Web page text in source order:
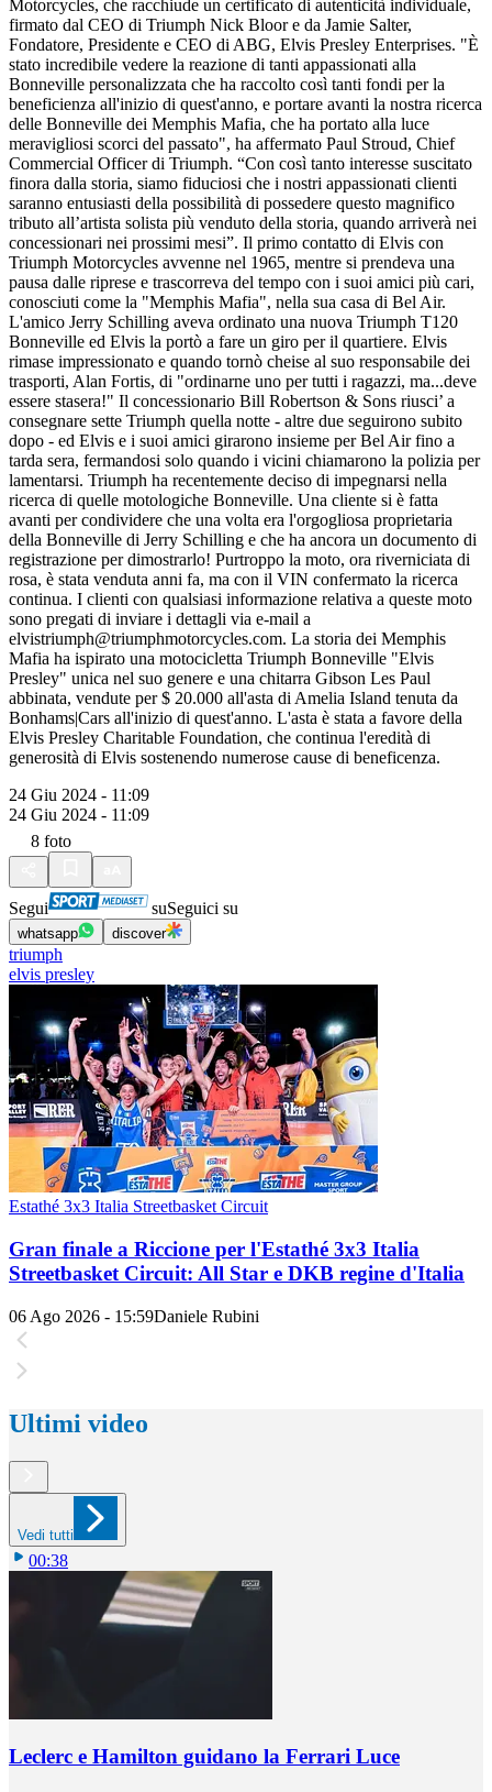
Motorcycles, che racchiude un certificato di autenticità individuale,
firmato dal CEO di Triumph Nick Bloor e da Jamie Salter,
Fondatore, Presidente e CEO di ABG, Elvis Presley Enterprises. "È
stato incredibile vedere la reazione di tanti appassionati alla
Bonneville personalizzata che ha raccolto così tanti fondi per la
beneficienza all'inizio di quest'anno, e portare avanti la nostra ricerca
delle Bonneville dei Memphis Mafia, che ha portato alla luce
meravigliosi scorci del passato", ha affermato Paul Stroud, Chief
Commercial Officer di Triumph. “Con così tanto interesse suscitato
finora dalla storia, siamo fiduciosi che i nostri appassionati clienti
saranno entusiasti della possibilità di possedere questo magnifico
tributo all’artista solista più venduto della storia, quando arriverà nei
concessionari nei prossimi mesi”. Il primo contatto di Elvis con
Triumph Motorcycles avvenne nel 1965, mentre si prendeva una
pausa dalle riprese e trascorreva del tempo con i suoi amici più cari,
conosciuti come la "Memphis Mafia", nella sua casa di Bel Air.
L'amico Jerry Schilling aveva ordinato una nuova Triumph T120
Bonneville ed Elvis la portò a fare un giro per il quartiere. Elvis
rimase impressionato e quando tornò cheise al suo responsabile dei
trasporti, Alan Fortis, di "ordinarne uno per tutti i ragazzi, ma...deve
essere stasera!" Il concessionario Bill Robertson & Sons riusci’ a
consegnare sette Triumph quella notte - altre due seguirono subito
dopo - ed Elvis e i suoi amici girarono insieme per Bel Air fino a
tarda sera, fermandosi solo quando i vicini chiamarono la polizia per
lamentarsi. Triumph ha recentemente deciso di impegnarsi nella
ricerca di quelle motologiche Bonneville. Una cliente si è fatta
avanti per condividere che una volta era l'orgogliosa proprietaria
della Bonneville di Jerry Schilling e che ha ancora un documento di
registrazione per dimostrarlo! Purtroppo la moto, ora riverniciata di
rosa, è stata venduta anni fa, ma con il VIN confermato la ricerca
continua. I clienti con qualsiasi informazione relativa a queste moto
sono pregati di inviare i dettagli via e-mail a
elvistriumph@triumphmotorcycles.com. La storia dei Memphis
Mafia ha ispirato una motocicletta Triumph Bonneville "Elvis
Presley" unica nel suo genere e una chitarra Gibson Les Paul
abbinata, vendute per $ 20.000 all'asta di Amelia Island tenuta da
Bonhams|Cars all'inizio di quest'anno. L'asta è stata a favore della
Elvis Presley Charitable Foundation, che continua l'eredità di
generosità di Elvis sostenendo numerose cause di beneficenza.
24 Giu 2024 - 11:09
24 Giu 2024 - 11:09
8 foto
Segui suSeguici su
whatsapp discover
triumph
elvis presley
Estathé 3x3 Italia Streetbasket Circuit
Gran finale a Riccione per l'Estathé 3x3 Italia
Streetbasket Circuit: All Star e DKB regine d'Italia
06 Ago 2026 - 15:59Daniele Rubini
Ultimi video
Vedi tutti
00:38
Leclerc e Hamilton guidano la Ferrari Luce